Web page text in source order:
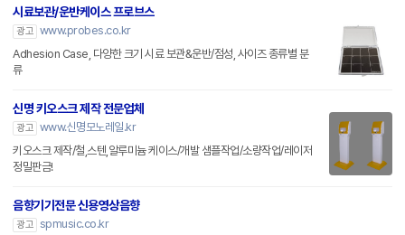
시료보관/운반케이스 프로브스
광고 www.probes.co.kr
Adhesion Case, 다양한 크기 시료 보관&운반/점성, 사이즈 종류별 분
류
신명 키오스크 제작 전문업체
광고 www.신명모노레일.kr
키오스크 제작/철,스텐,알루미늄 케이스/개발 샘플작업/소량작업/레이저
정밀판금!
음향기기전문 신용영상음향
광고 spmusic.co.kr